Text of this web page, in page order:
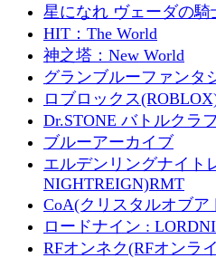
星になれ ヴェーダの
HIT：The World
神之塔：New World
グランブルーファンタ
ロブロックス
Dr.STONE バトルクラ
ブルーアーカイブ
エルデンリングナイト
NIGHTREIGN)RMT
CoA(クリスタルオブア
ロードナイン :
RFオンネク(RFオンラ